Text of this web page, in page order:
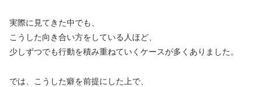
実際に見てきた中でも、
こうした向き合い方をしている人ほど、
少しずつでも行動を積み重ねていくケースが多くありました。
では、こうした癖を前提にした上で、